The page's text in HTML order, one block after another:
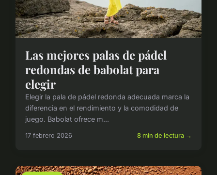
Las mejores palas de pádel
redondas de babolat para
elegir
Elegir la pala de pádel redonda adecuada marca la
diferencia en el rendimiento y la comodidad de
juego. Babolat ofrece m...
17 febrero 2026 8 min de lectura →